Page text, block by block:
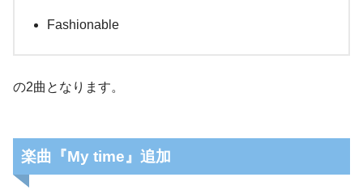
Fashionable
の2曲となります。
楽曲『My time』追加